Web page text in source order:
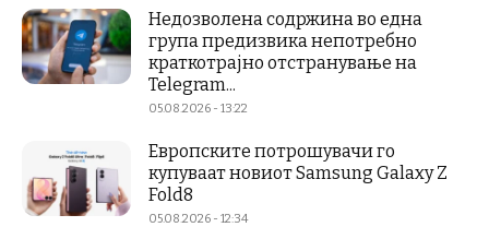
Недозволена содржина во една
група предизвика непотребно
краткотрајно отстранување на
Telegram...
05.08.2026 - 13:22
Европските потрошувачи го
купуваат новиот Samsung Galaxy Z
Fold8
05.08.2026 - 12:34